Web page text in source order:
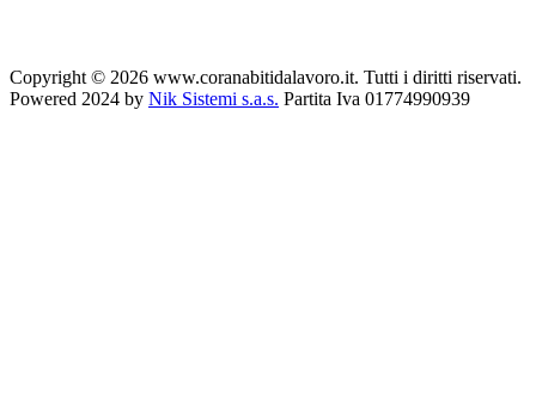
Copyright © 2026 www.coranabitidalavoro.it. Tutti i diritti riservati.
Powered 2024 by Nik Sistemi s.a.s. Partita Iva 01774990939